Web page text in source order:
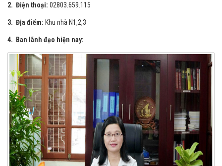
2. Điện thoại: 02803.659.115
3. Địa điểm: Khu nhà N1,2,3
4. Ban lãnh đạo hiện nay: